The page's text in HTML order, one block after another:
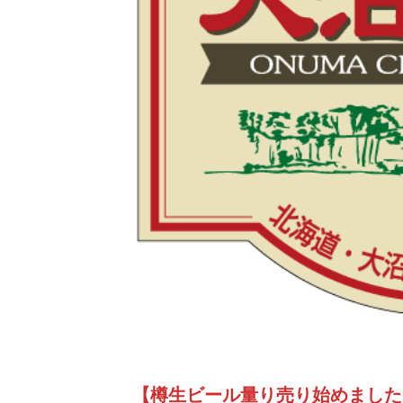
【樽生ビール量り売り始めまし